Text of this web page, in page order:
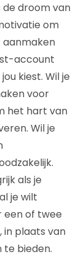
de droom van
om
aanmaken
account
kiest. Wil je
voor
het hart van
Wil je
als je
je wilt
een of twee
in plaats van
bieden.